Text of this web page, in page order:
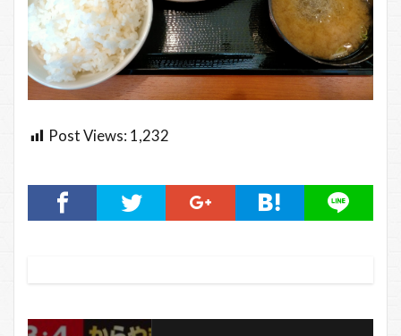
Post Views: 1,232